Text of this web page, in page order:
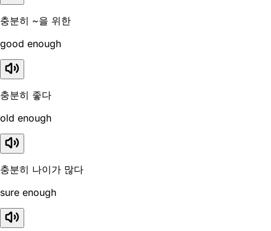
충분히 ~을 위한
good enough
충분히 좋다
old enough
충분히 나이가 많다
sure enough